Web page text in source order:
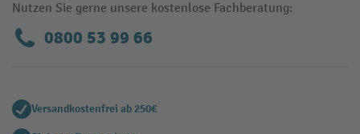
Nutzen Sie gerne unsere kostenlose Fachberatung:
0800 53 99 66
Versandkostenfrei ab 250€